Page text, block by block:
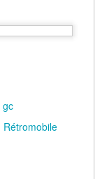
gc
Rétromobile